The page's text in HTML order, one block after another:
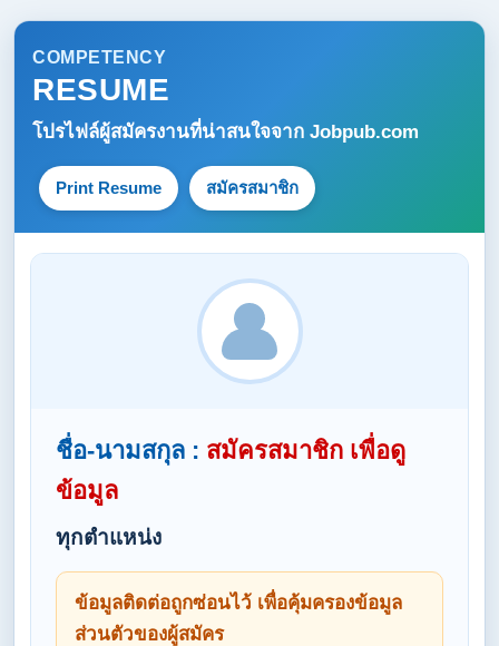
COMPETENCY
RESUME
โปรไฟล์ผู้สมัครงานที่น่าสนใจจาก Jobpub.com
Print Resume สมัครสมาชิก
ชื่อ-นามสกุล : สมัครสมาชิก เพื่อดู
ข้อมูล
ทุกตำแหน่ง
ข้อมูลติดต่อถูกซ่อนไว้ เพื่อคุ้มครองข้อมูล
ส่วนตัวของผู้สมัคร